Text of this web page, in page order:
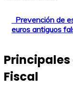
Prevención de
euros antiguos
Fiscal